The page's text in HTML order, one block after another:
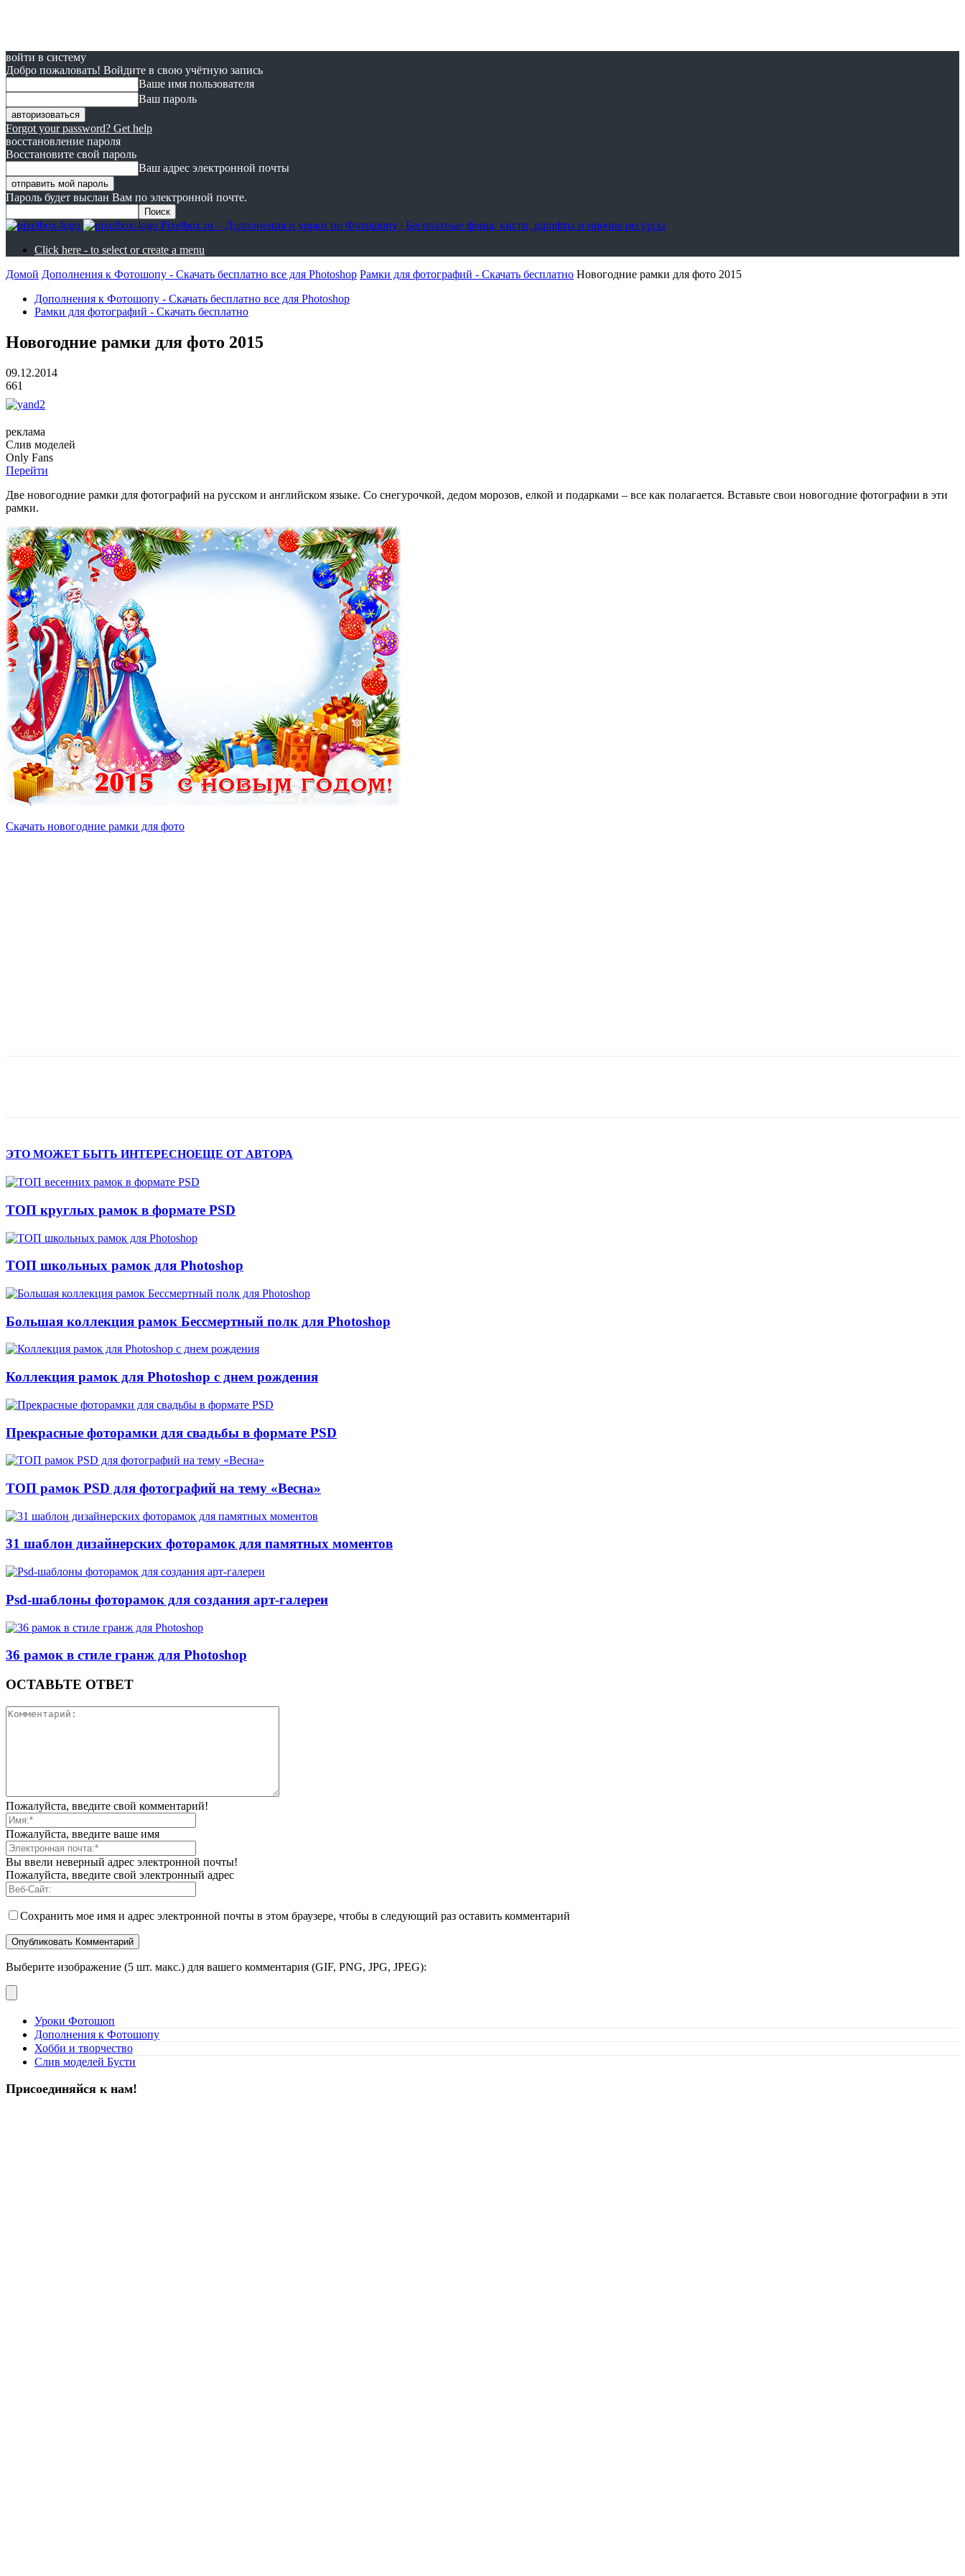
войти в систему
Добро пожаловать! Войдите в свою учётную запись
Ваше имя пользователя
Ваш пароль
Forgot your password? Get help
восстановление пароля
Восстановите свой пароль
Ваш адрес электронной почты
Пароль будет выслан Вам по электронной почте.
Pixelbox.ru – Дополнения и уроки по Фотошопу | Бесплатные фоны, кисти, шрифты и прочие ресурсы
Click here - to select or create a menu
Домой Дополнения к Фотошопу - Скачать бесплатно все для Photoshop Рамки для фотографий - Скачать бесплатно Новогодние рамки для фото 2015
Дополнения к Фотошопу - Скачать бесплатно все для Photoshop
Рамки для фотографий - Скачать бесплатно
Новогодние рамки для фото 2015
09.12.2014
661
реклама
Слив моделей
Only Fans
Перейти
Две новогодние рамки для фотографий на русском и английском языке. Со снегурочкой, дедом морозов, елкой и подарками – все как полагается. Вставьте свои новогодние фотографии в эти
рамки.
Скачать новогодние рамки для фото
ЭТО МОЖЕТ БЫТЬ ИНТЕРЕСНОЕЩЕ ОТ АВТОРА
ТОП круглых рамок в формате PSD
ТОП школьных рамок для Photoshop
Большая коллекция рамок Бессмертный полк для Photoshop
Коллекция рамок для Photoshop с днем рождения
Прекрасные фоторамки для свадьбы в формате PSD
ТОП рамок PSD для фотографий на тему «Весна»
31 шаблон дизайнерских фоторамок для памятных моментов
Psd-шаблоны фоторамок для создания арт-галереи
36 рамок в стиле гранж для Photoshop
ОСТАВЬТЕ ОТВЕТ
Пожалуйста, введите свой комментарий!
Пожалуйста, введите ваше имя
Вы ввели неверный адрес электронной почты!
Пожалуйста, введите свой электронный адрес
Сохранить мое имя и адрес электронной почты в этом браузере, чтобы в следующий раз оставить комментарий
Выберите изображение (5 шт. макс.) для вашего комментария (GIF, PNG, JPG, JPEG):
Уроки Фотошоп
Дополнения к Фотошопу
Хобби и творчество
Слив моделей Бусти
Присоединяйся к нам!